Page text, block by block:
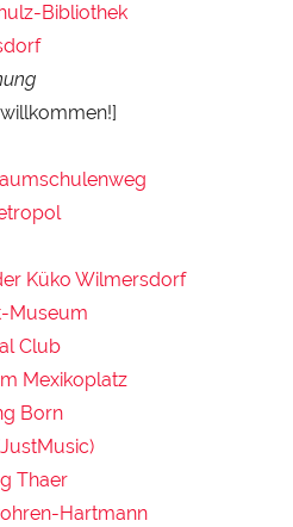
Bibliothek
willkommen!]
Küko Wilmersdorf
Museum
Club
Mexikoplatz
Born
Thaer
Hartmann